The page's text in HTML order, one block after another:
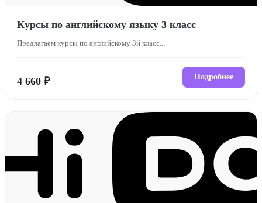
Курсы по английскому языку 3 класс
Предлагаем курсы по английскому 3й класс...
4 660 ₽ Подробнее